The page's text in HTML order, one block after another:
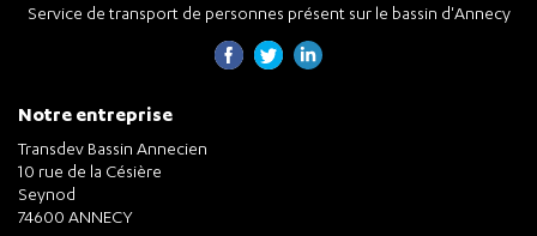
Service de transport de personnes présent sur le bassin d'Annecy
Notre entreprise
Transdev Bassin Annecien
10 rue de la Césière
Seynod
74600 ANNECY